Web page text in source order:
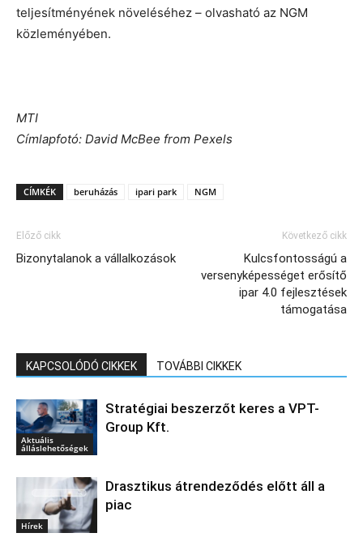
teljesítményének növeléséhez – olvasható az NGM
közleményében.
MTI
Címlapfotó: David McBee from Pexels
CÍMKÉK beruházás ipari park NGM
Előző cikk
Bizonytalanok a vállalkozások
Következő cikk
Kulcsfontosságú a
versenyképességet erősítő
ipar 4.0 fejlesztések
támogatása
KAPCSOLÓDÓ CIKKEK TOVÁBBI CIKKEK
Aktuális
álláslehetőségek
Stratégiai beszerzőt keres a VPT-
Group Kft.
Hírek
Drasztikus átrendeződés előtt áll a
piac